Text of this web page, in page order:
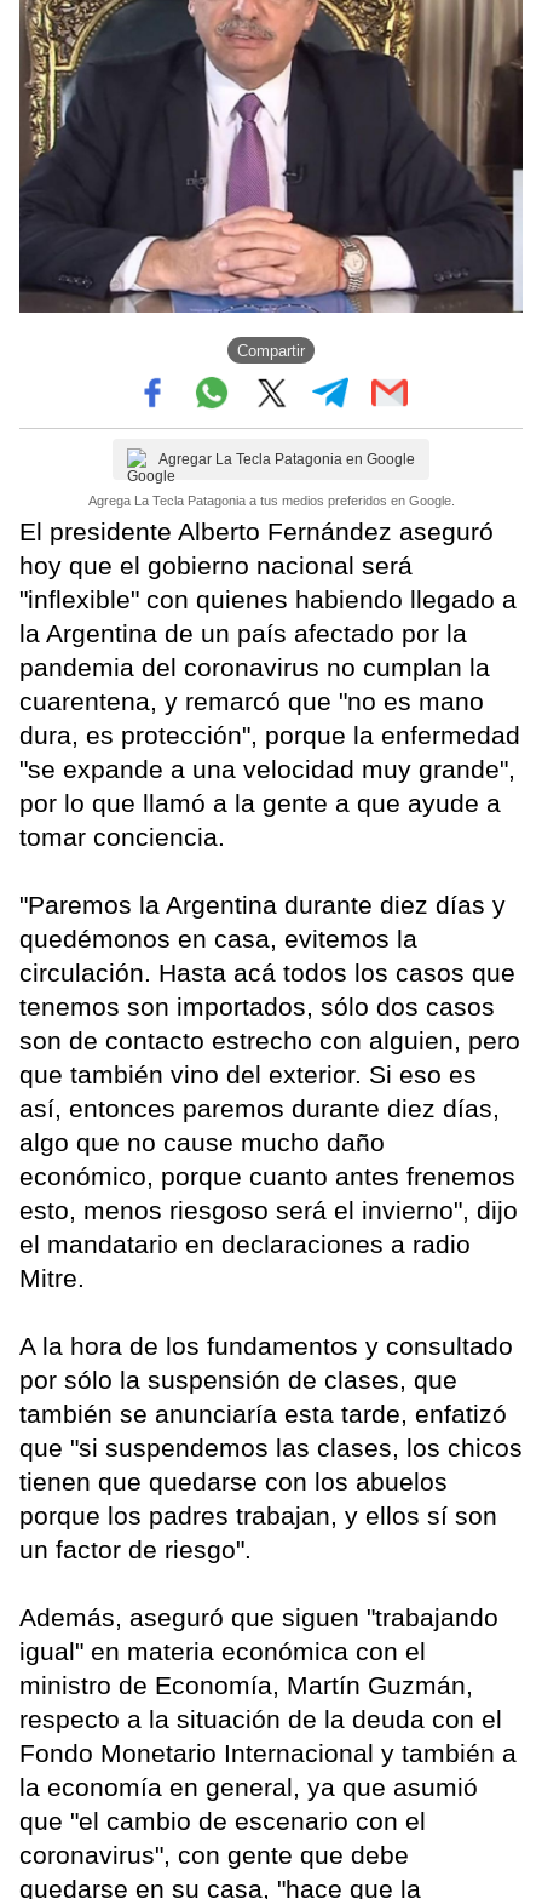
Compartir
Agregar La Tecla Patagonia en Google
Agrega La Tecla Patagonia a tus medios preferidos en Google.
El presidente Alberto Fernández aseguró
hoy que el gobierno nacional será
"inflexible" con quienes habiendo llegado a
la Argentina de un país afectado por la
pandemia del coronavirus no cumplan la
cuarentena, y remarcó que "no es mano
dura, es protección", porque la enfermedad
"se expande a una velocidad muy grande",
por lo que llamó a la gente a que ayude a
tomar conciencia.
"Paremos la Argentina durante diez días y
quedémonos en casa, evitemos la
circulación. Hasta acá todos los casos que
tenemos son importados, sólo dos casos
son de contacto estrecho con alguien, pero
que también vino del exterior. Si eso es
así, entonces paremos durante diez días,
algo que no cause mucho daño
económico, porque cuanto antes frenemos
esto, menos riesgoso será el invierno", dijo
el mandatario en declaraciones a radio
Mitre.
A la hora de los fundamentos y consultado
por sólo la suspensión de clases, que
también se anunciaría esta tarde, enfatizó
que "si suspendemos las clases, los chicos
tienen que quedarse con los abuelos
porque los padres trabajan, y ellos sí son
un factor de riesgo".
Además, aseguró que siguen "trabajando
igual" en materia económica con el
ministro de Economía, Martín Guzmán,
respecto a la situación de la deuda con el
Fondo Monetario Internacional y también a
la economía en general, ya que asumió
que "el cambio de escenario con el
coronavirus", con gente que debe
quedarse en su casa, "hace que la